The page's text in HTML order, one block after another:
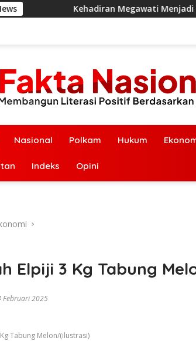
Kehadiran Megawati Menjadi Apresiasi
Nasional Polkam Hukum
Indeks Opini
Elpiji 3 Kg Tabung
Februari 2025
Tabung Melon/(ilustrasi)